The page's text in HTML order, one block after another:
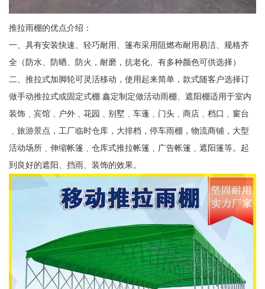
推拉雨棚的优点介绍：
一、具有安装快速、轻巧耐用、篷布采用阻燃布耐用易洁、规格齐
全（防水、防晒、防火，耐磨，抗老化、有多种颜色可供选择）
二、推拉式加脚轮可灵活移动，使用起来简单，款式随客户选择订
做手动推拉式或固定式棚.鑫定制定做活动雨棚、遮阳棚适用于室内
装饰﹑宾馆﹑户外﹑花园﹑别墅﹑车蓬﹑门头﹑商店﹑档口﹑窗台
﹑旅游景点，工厂临时仓库，大排档，停车雨棚，物流商铺，大型
活动场所﹑伸缩帐篷﹑仓库式推拉帐篷﹑广告帐篷﹑遮阳篷等。起
到良好的遮阳、挡雨、装饰的效果。